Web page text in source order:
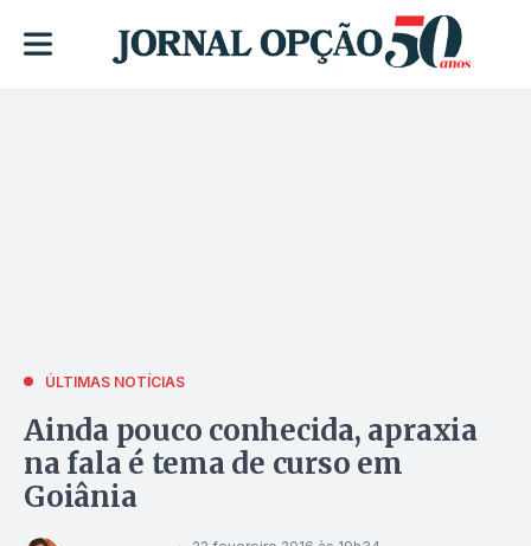
ÚLTIMAS NOTÍCIAS
Ainda pouco conhecida, apraxia
na fala é tema de curso em
Goiânia